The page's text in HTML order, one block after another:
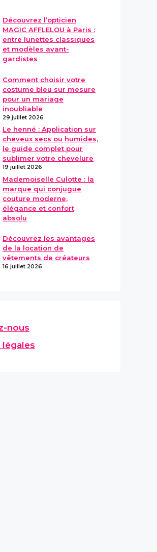
Découvrez l’opticien
MAGIC AFFLELOU à Paris :
entre lunettes classiques
et modèles avant-
gardistes
Comment choisir votre
costume bleu sur mesure
pour un mariage
inoubliable
29 juillet 2026
Le henné : Application sur
cheveux secs ou humides,
le guide complet pour
sublimer votre chevelure
19 juillet 2026
Mademoiselle Culotte : la
marque qui conjugue
couture moderne,
élégance et confort
absolu
Découvrez les avantages
de la location de
vêtements de créateurs
16 juillet 2026
nous
légales